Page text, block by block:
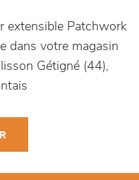
extensible Patchwork
dans votre magasin
Gétigné (44),